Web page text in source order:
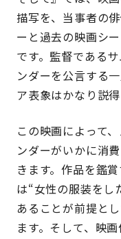
描写を、当事者の
ーと過去の映画シ
です。監督である
ンダーを公言する
ア表象はかなり説
この映画によって
ンダーがいかに消
きます。作品を鑑
は“女性の服装をし
あることが前提と
ます。そして、映